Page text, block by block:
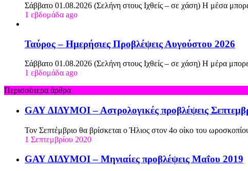
Σάββατο 01.08.2026 (Σελήνη στους Ιχθείς – σε χάση) Η μέσα
1 εβδομάδα ago
Ταύρος – Ημερήσιες Προβλέψεις Αυγούστου 2026
Σάββατο 01.08.2026 (Σελήνη στους Ιχθείς – σε χάση) Η μέρα
1 εβδομάδα ago
Περισσότερα άρθρα
GAY ΔΙΔΥΜΟΙ – Αστρολογικές προβλέψεις
Τον Σεπτέμβριο θα βρίσκεται ο Ήλιος στον 4ο οίκο του
1 Σεπτεμβρίου 2020
GAY ΔΙΔΥΜΟΙ – Μηνιαίες προβλέψεις Μαΐου 2019